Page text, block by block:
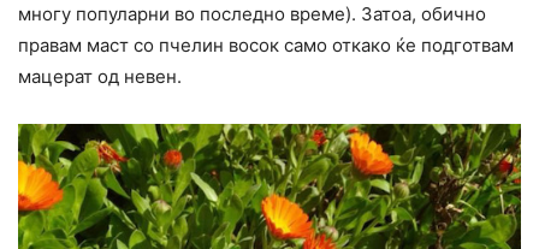
многу популарни во последно време). Затоа, обично
правам маст со пчелин восок само откако ќе подготвам
мацерат од невен.